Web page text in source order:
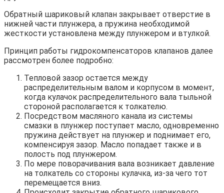
Обратный шариковый клапан закрывает отверстие в
нижней части плунжера, а пружина необходимой
жесткости установлена между плунжером и втулкой.
Принцип работы гидрокомпенсаторов клапанов далее
рассмотрен более подробно:
Тепловой зазор остается между
распределительным валом и корпусом в момент,
когда кулачок распределительного вала тыльной
стороной располагается к толкателю.
Посредством масляного канала из системы
смазки в плунжер поступает масло, одновременно
пружина действует на плунжер и поднимает его,
компенсируя зазор. Масло попадает также и в
полость под плунжером.
По мере поворачивания вала возникает давление
на толкатель со стороны кулачка, из-за чего тот
перемещается вниз.